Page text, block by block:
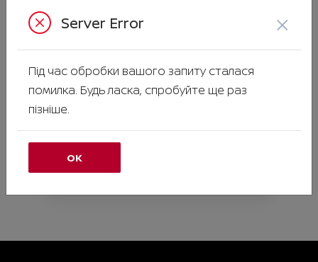
Перегородка/решітка для
перевезення собак X-Trail T33
Ціна аксесуара
Ціна з встановленням
Підходить для автомобіля :
Server Error ×
Під час обробки вашого запиту сталася
помилка. Будь ласка, спробуйте ще раз
пізніше.
ОК